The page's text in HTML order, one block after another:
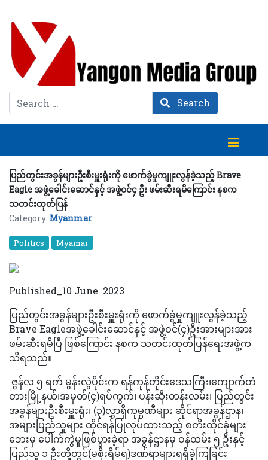
Search Search
ပြည်တွင်းအခွန်များဦးစီးမှူးရုံးကို ဖောက်ခွဲမှုကျူးလွန်ခဲ့သည့် Brave
Eagle အဖွဲ့ခေါင်းဆောင်နှင့် အဖွဲ့ဝင်၄ ဦး ဖမ်းဆီးရမိကြောင်း နစက
သတင်းထုတ်ပြန်
Category: Myanmar
Politics Myamar
Published_10 June 2023
ပြည်တွင်းအခွန်များဦးစီးမှူးရုံးကို ဖောက်ခွဲမှုကျူးလွန်ခဲ့သည့်
Brave Eagleအဖွဲ့ခေါင်းဆောင်နှင့် အဖွဲ့ဝင်(၄)ဦးအားများအား
ဖမ်းဆီးရမိပြီ ဖြစ်ကြောင်း နစက သတင်းထုတ်ပြန်ရေးအဖွဲ့က
သိရသည်။
ဇွန်လ ၅ ရက် မွန်းလွဲပိုင်းက ရန်ကုန်တိုင်းဒေသကြီး၊ကျောက်တံ
တားမြို့နယ်၊အမှတ်(၄)ရပ်ကွက်၊ ပန်းဆိုးတန်းလမ်း၊ ပြည်တွင်း
အခွန်များဦးစီးမှူးရုံး၊ (၃)လွှာရှိကုမ္ပဏီများ ဆိုင်ရာအခွန်ဌာန၊
အများပြည်သူများ ထိုင်ရန်ပြုလုပ်ထားသည့် စတီးထိုင်ခုံများ
ဘေးမှ ပေါက်ကွဲမှုဖြစ်ပွားခဲ့ရာ အခွန်ဌာနမှ ဝန်ထမ်း ၅ ဦးနှင့်
ပြည်သူ ၁ ဦးတို့တွင်(မစိုးရိမ်ရ)ဒဏ်ရာများရရှိခဲ့ကြခြင်း